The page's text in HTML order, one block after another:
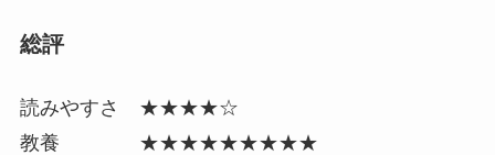
総評
読みやすさ ★★★★☆
教養 ★★★★★★★★★